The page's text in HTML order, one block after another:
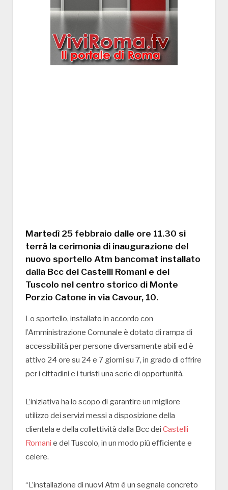
Martedì 25 febbraio dalle ore 11.30 si
terrà la cerimonia di inaugurazione del
nuovo sportello Atm bancomat installato
dalla Bcc dei Castelli Romani e del
Tuscolo nel centro storico di Monte
Porzio Catone in via Cavour, 10.
Lo sportello, installato in accordo con
l’Amministrazione Comunale è dotato di rampa di
accessibilità per persone diversamente abili ed è
attivo 24 ore su 24 e 7 giorni su 7, in grado di offrire
per i cittadini e i turisti una serie di opportunità.
L’iniziativa ha lo scopo di garantire un migliore
utilizzo dei servizi messi a disposizione della
clientela e della collettività dalla Bcc dei Castelli
Romani e del Tuscolo, in un modo più efficiente e
celere.
“L’installazione di nuovi Atm è un segnale concreto